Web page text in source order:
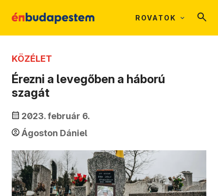
ROVATOK
KÖZÉLET
Érezni a levegőben a háború
szagát
2023. február 6.
Ágoston Dániel